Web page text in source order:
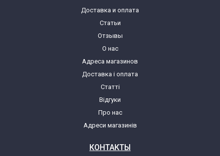
Beko BF500 6212376600
Beko BF600 6212376300
Beko BF600TH 6212376500
Beko L6006RS 7104687600
Доставка и оплата
Статьи
Отзывы
О нас
Адреса магазинов
Доставка і оплата
Статті
Відгуки
Про нас
Адреси магазинів
КОНТАКТЫ